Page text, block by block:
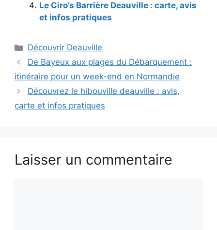
Le Ciro’s Barrière Deauville : carte, avis
et infos pratiques
Catégories
Découvrir Deauville
De Bayeux aux plages du Débarquement :
itinéraire pour un week-end en Normandie
Découvrez le hibouville deauville : avis,
carte et infos pratiques
Laisser un commentaire